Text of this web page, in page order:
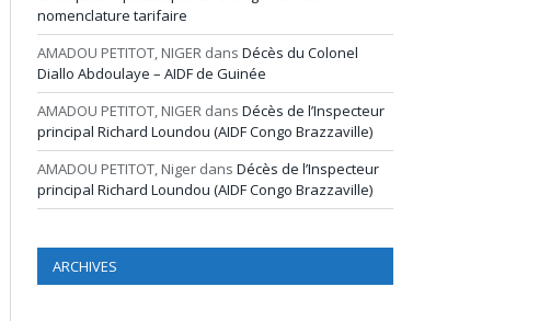
nomenclature tarifaire
AMADOU PETITOT, NIGER dans Décès du Colonel
Diallo Abdoulaye – AIDF de Guinée
AMADOU PETITOT, NIGER dans Décès de l’Inspecteur
principal Richard Loundou (AIDF Congo Brazzaville)
AMADOU PETITOT, Niger dans Décès de l’Inspecteur
principal Richard Loundou (AIDF Congo Brazzaville)
ARCHIVES